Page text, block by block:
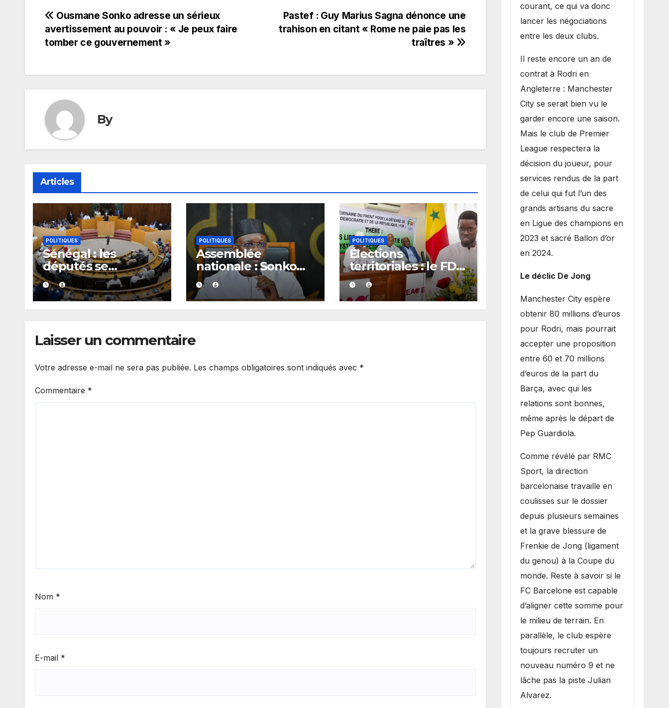
Navigation
de
Pastef : Guy Marius Sagna dénonce une
trahison en citant « Rome ne paie pas les
traîtres »
Ousmane Sonko adresse un sérieux
avertissement au pouvoir : « Je peux faire
tomber ce gouvernement »
By
Articles
POLITIQUES
Sénégal : les
députés se
penchent dès le 10
août sur plusieurs
textes, dont les
POLITIQUES
Assemblée
nationale : Sonko
donne son feu vert
à onze dossiers
majeurs
POLITIQUES
Élections
territoriales : le FDR
dénonce les retards
et exige un
calendrier électoral
Laisser un commentaire
Votre adresse e-mail ne sera pas publiée. Les champs obligatoires sont indiqués avec *
Commentaire *
Nom *
E-mail *
courant, ce qui va donc
lancer les négociations
entre les deux clubs.
​Il reste encore un an de
contrat à Rodri en
Angleterre : Manchester
City se serait bien vu le
garder encore une saison.
Mais le club de Premier
League respectera la
décision du joueur, pour
services rendus de la part
de celui qui fut l’un des
grands artisans du sacre
en Ligue des champions en
2023 et sacré Ballon d’or
en 2024.
Le déclic De Jong
​Manchester City espère
obtenir 80 millions d’euros
pour Rodri, mais pourrait
accepter une proposition
entre 60 et 70 millions
d’euros de la part du
Barça, avec qui les
relations sont bonnes,
même après le départ de
Pep Guardiola.
​Comme révélé par RMC
Sport, la direction
barcelonaise travaille en
coulisses sur le dossier
depuis plusieurs semaines
et la grave blessure de
Frenkie de Jong (ligament
du genou) à la Coupe du
monde. Reste à savoir si le
FC Barcelone est capable
d’aligner cette somme pour
le milieu de terrain. En
parallèle, le club espère
toujours recruter un
nouveau numéro 9 et ne
lâche pas la piste Julian
Alvarez.